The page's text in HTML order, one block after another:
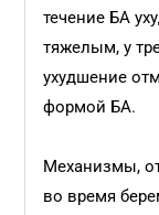
течение БА
тяжелым, у
ухудшение
формой БА.
Механизмы,
во время